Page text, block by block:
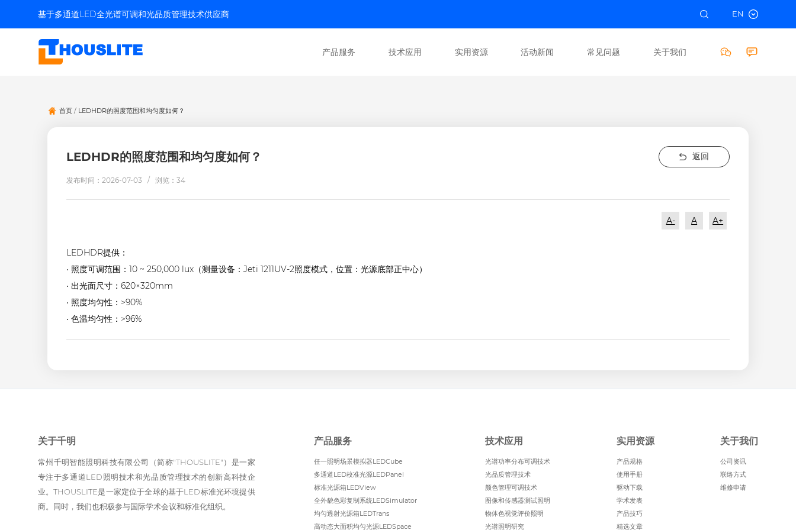
基于多通道LED全光谱可调和光品质管理技术供应商 EN
产品服务 技术应用 实用资源 活动新闻 常见问题 关于我们
首页/ LEDHDR的照度范围和均匀度如何？
LEDHDR的照度范围和均匀度如何？ 返回
发布时间：2026-07-03 / 浏览：34
A- A A+
LEDHDR提供：
• 照度可调范围：10 ~ 250,000 lux（测量设备：Jeti 1211UV-2照度模式，位置：光源底部正中心）
• 出光面尺寸：620×320mm
• 照度均匀性：>90%
• 色温均匀性：>96%
关于千明
常州千明智能照明科技有限公司（简称"THOUSLITE"）是一家
专注于多通道LED照明技术和光品质管理技术的创新高科技企
业。THOUSLITE是一家定位于全球的基于LED标准光环境提供
商。同时，我们也积极参与国际学术会议和标准化组织。
产品服务
任一照明场景模拟器LEDCube
多通道LED校准光源LEDPanel
标准光源箱LEDView
全外貌色彩复制系统LEDSimulator
均匀透射光源箱LEDTrans
高动态大面积均匀光源LEDSpace
技术应用
光谱功率分布可调技术
光品质管理技术
颜色管理可调技术
图像和传感器测试照明
物体色视觉评价照明
光谱照明研究
实用资源
产品规格
使用手册
驱动下载
学术发表
产品技巧
精选文章
关于我们
公司资讯
联络方式
维修申请